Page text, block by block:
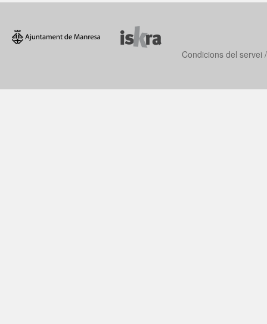
Condicions del servei